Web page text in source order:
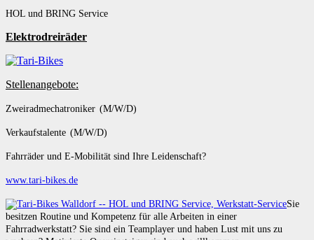
HOL und BRING Service
Elektrodreiräder
Stellenangebote:
Zweiradmechatroniker (M/W/D)
Verkaufstalente (M/W/D)
Fahrräder und E-Mobilität sind Ihre Leidenschaft?
www.tari-bikes.de
Sie
besitzen Routine und Kompetenz für alle Arbeiten in einer
Fahrradwerkstatt? Sie sind ein Teamplayer und haben Lust mit uns zu